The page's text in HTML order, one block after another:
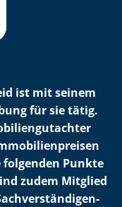
ist mit seinem
für sie tätig.
folgenden Punkte
zudem Mitglied